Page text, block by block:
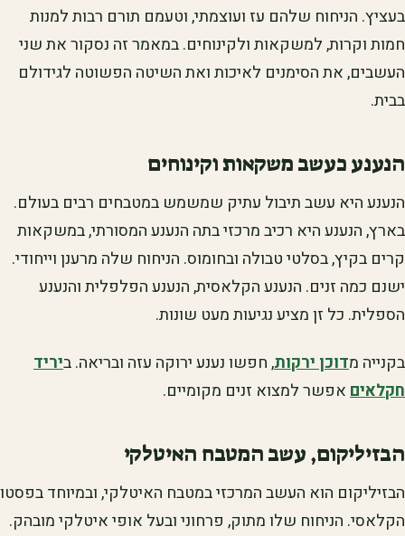
בעציץ. הניחוח שלהם עז ועוצמתי, וטעמם תורם רבות למנות
חמות וקרות, למשקאות ולקינוחים. במאמר זה נסקור את שני
העשבים, את הסימנים לאיכות ואת השיטה הפשוטה לגידולם
בבית.
הנענע כעשב משקאות וקינוחים
הנענע היא עשב תיבול עתיק שמשמש במטבחים רבים בעולם.
בארץ, הנענע היא רכיב מרכזי בתה הנענע המסורתי, במשקאות
קרים בקיץ, בסלטי טבולה ובחומוס. הניחוח שלה מרענן וייחודי.
ישנם כמה זנים. הנענע הקלאסית, הנענע הפלפלית והנענע
הספלית. כל זן מציע נגיעות מעט שונות.
בקנייה מדוכן ירקות, חפשו נענע ירוקה עזה ובריאה. ביריד
חקלאיםאפשר למצוא זנים מקומיים.
הבזיליקום, עשב המטבח האיטלקי
הבזיליקום הוא העשב המרכזי במטבח האיטלקי, ובמיוחד בפסטו
הקלאסי. הניחוח שלו מתוק, פרחוני ובעל אופי איטלקי מובהק.